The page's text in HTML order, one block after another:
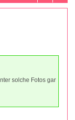
solche Fotos gar